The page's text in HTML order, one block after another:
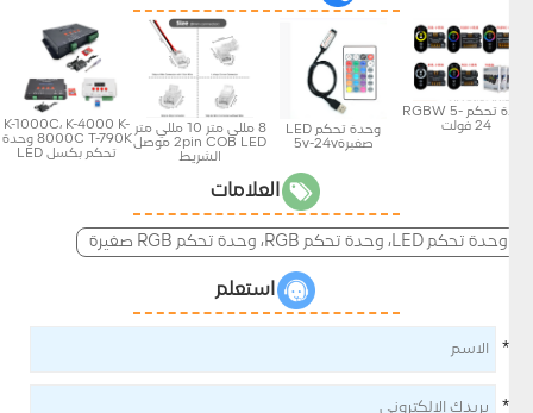
وحدة تحكم RGBW 5-
24 فولت
وحدة تحكم LED
صغيرة5v-24v
8 مللي متر 10 مللي متر
2pin COB LED موصل
الشريط
K-1000C، K-4000 K-
8000C T-790K وحدة
تحكم بكسل LED
العلامات
وحدة تحكم LED، وحدة تحكم RGB، وحدة تحكم RGB صغيرة
استعلم